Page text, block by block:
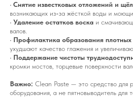
• Снятие известковых отложений и
возникающих из‑за жёсткой воды и
• Удаление остатков воска и
валов.
• Профилактика образования плотных
ухудшают качество глажения и
• Поддержание чистоты
кромки мостов, торцевые поверхности
Важно: Clean Paste — это средство для
оборудования, а не пятновыводитель для